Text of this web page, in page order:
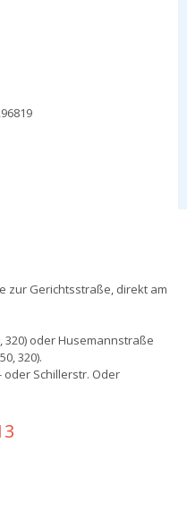
zur Gerichtsstraße, direkt am
320) oder Husemannstraße
320).
Schillerstr. Oder